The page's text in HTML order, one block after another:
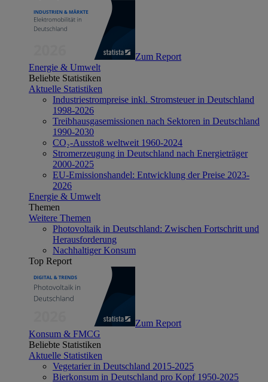
Zum Report
Energie & Umwelt
Beliebte Statistiken
Aktuelle Statistiken
Industriestrompreise inkl. Stromsteuer in Deutschland
1998-2026
Treibhausgasemissionen nach Sektoren in Deutschland
1990-2030
CO₂-Ausstoß weltweit 1960-2024
Stromerzeugung in Deutschland nach Energieträger
2000-2025
EU-Emissionshandel: Entwicklung der Preise 2023-
2026
Energie & Umwelt
Themen
Weitere Themen
Photovoltaik in Deutschland: Zwischen Fortschritt und
Herausforderung
Nachhaltiger Konsum
Top Report
Zum Report
Konsum & FMCG
Beliebte Statistiken
Aktuelle Statistiken
Vegetarier in Deutschland 2015-2025
Bierkonsum in Deutschland pro Kopf 1950-2025